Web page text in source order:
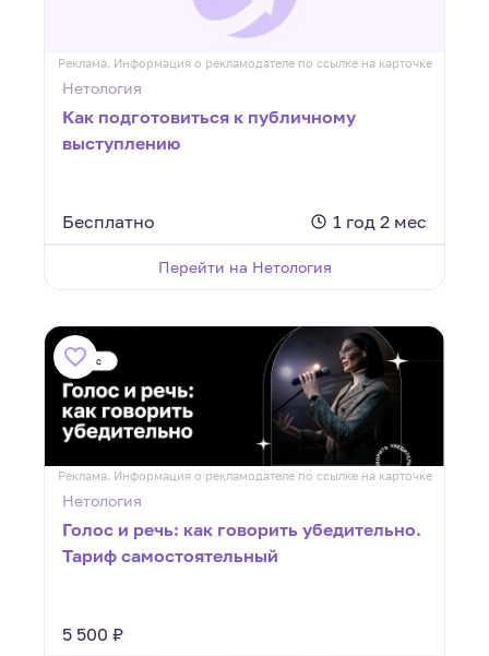
Реклама. Информация о рекламодателе по ссылке на карточке
Нетология
Как подготовиться к публичному
выступлению
Бесплатно 1 год 2 мес
Перейти на Нетология
Реклама. Информация о рекламодателе по ссылке на карточке
Нетология
Голос и речь: как говорить убедительно.
Тариф самостоятельный
5 500 ₽